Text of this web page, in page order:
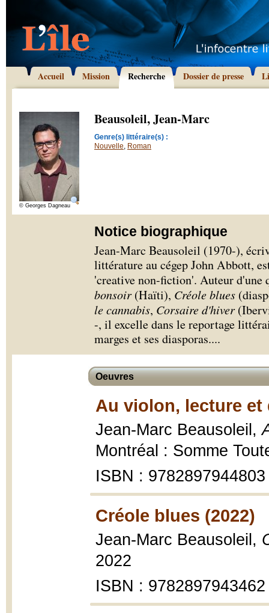
Accueil Mission Recherche Dossier de presse
© Georges Dagneau
Beausoleil, Jean-Marc
Genre(s) littéraire(s) :
Nouvelle, Roman
Notice biographique
Jean-Marc Beausoleil (1970-),
littérature au cégep John Abbott,
'creative non-fiction'. Auteur
bonsoir(Haïti), Créole blues
le cannabis, Corsaire d'hiver
-, il excelle dans le reportage
marges et ses diasporas....
Oeuvres
Au violon, lecture et
Jean-Marc Beausoleil,
Montréal : Somme
ISBN : 9782897944803
Créole blues (2022)
Jean-Marc Beausoleil,
2022
ISBN : 9782897943462